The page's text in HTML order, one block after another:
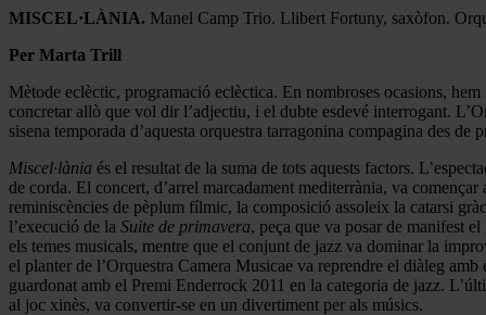
MISCEL·LÀNIA. Manel Camp Trio. Llibert Fortuny, saxòfon.
Per Marta Trill
Mètode eclèctic, programació eclèctica. En nombroses ocasions,
concretar allò que vol dir l’adjectiu, i el dubte esdevé interrogant.
sisena temporada d’aquesta orquestra tarragonina compagina des de
Miscel·lània és el resultat de la suma de tots aquests factors.
de corda. El concert, d’arrel marcadament mediterrània, va començar
reminiscències de pèplum fílmic, la composició assoleix la catarsi
l’execució de la Suite de primavera, peça que va posar de manifest
els temes musicals, mentre que el conjunt de jazz va dominar la
el planter de l’Orquestra Camera Musicae va reprendre el diàleg
guardonat amb el Premi Enderrock 2011 en la categoria de jazz.
al joc xinès, va convertir-se en un divertiment per als músics.